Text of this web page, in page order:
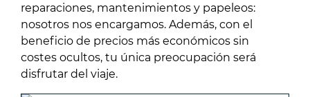
reparaciones, mantenimientos y papeleos:
nosotros nos encargamos. Además, con el
beneficio de precios más económicos sin
costes ocultos, tu única preocupación será
disfrutar del viaje.